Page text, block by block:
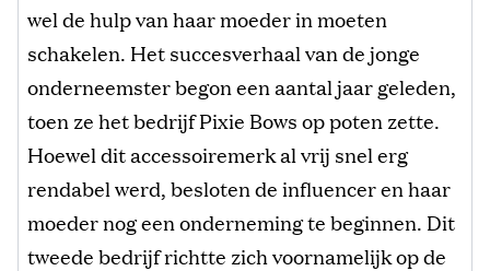
wel de hulp van haar moeder in moeten
schakelen. Het succesverhaal van de jonge
onderneemster begon een aantal jaar geleden,
toen ze het bedrijf Pixie Bows op poten zette.
Hoewel dit accessoiremerk al vrij snel erg
rendabel werd, besloten de influencer en haar
moeder nog een onderneming te beginnen. Dit
tweede bedrijf richtte zich voornamelijk op de